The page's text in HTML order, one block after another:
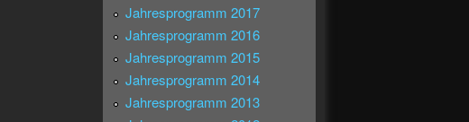
Jahresprogramm 2017
Jahresprogramm 2016
Jahresprogramm 2015
Jahresprogramm 2014
Jahresprogramm 2013